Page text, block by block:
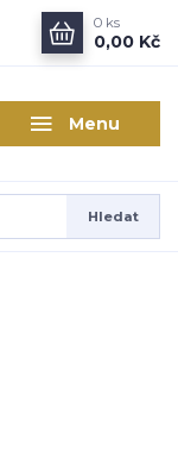
Menu
Hledat
0 ks
0,00 Kč